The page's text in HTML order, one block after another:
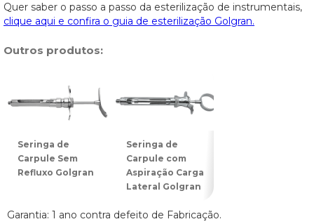
Quer saber o passo a passo da esterilização de instrumentais,
clique aqui e confira o guia de esterilização Golgran.
Outros produtos:
Seringa de
Carpule Sem
Refluxo Golgran
Seringa de
Carpule com
Aspiração Carga
Lateral Golgran
Garantia: 1 ano contra defeito de Fabricação.